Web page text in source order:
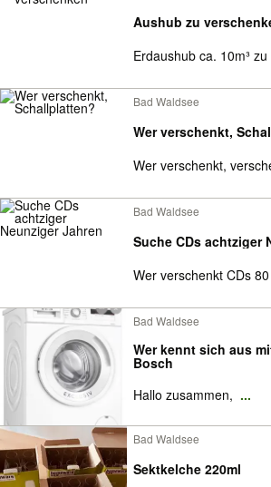
Aushub zu
Erdaushub ca. 10m³
Bad Waldsee
Wer verschenkt,
Wer verschenkt,
Bad Waldsee
Suche CDs achtziger
Wer verschenkt CDs
Bad Waldsee
Wer kennt sich aus
Bosch
Hallo zusammen, ...
Bad Waldsee
Sektkelche 220ml